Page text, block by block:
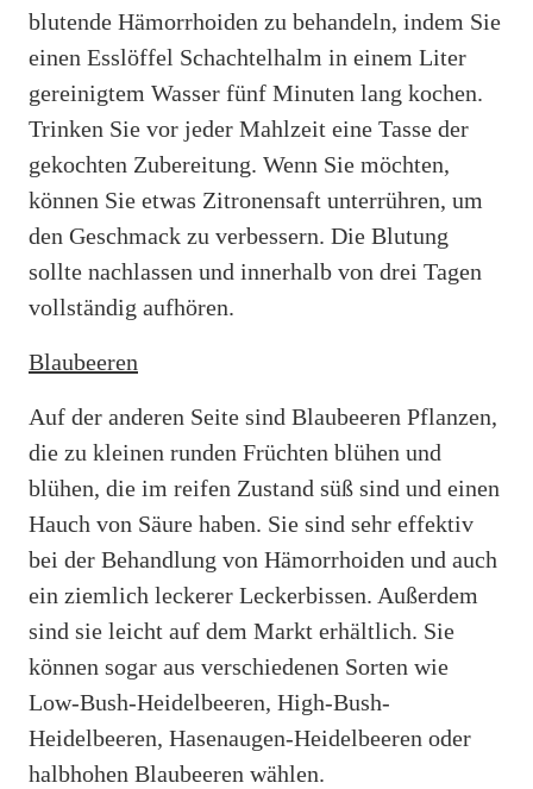
blutende Hämorrhoiden zu behandeln, indem Sie
einen Esslöffel Schachtelhalm in einem Liter
gereinigtem Wasser fünf Minuten lang kochen.
Trinken Sie vor jeder Mahlzeit eine Tasse der
gekochten Zubereitung. Wenn Sie möchten,
können Sie etwas Zitronensaft unterrühren, um
den Geschmack zu verbessern. Die Blutung
sollte nachlassen und innerhalb von drei Tagen
vollständig aufhören.
Blaubeeren
Auf der anderen Seite sind Blaubeeren Pflanzen,
die zu kleinen runden Früchten blühen und
blühen, die im reifen Zustand süß sind und einen
Hauch von Säure haben. Sie sind sehr effektiv
bei der Behandlung von Hämorrhoiden und auch
ein ziemlich leckerer Leckerbissen. Außerdem
sind sie leicht auf dem Markt erhältlich. Sie
können sogar aus verschiedenen Sorten wie
Low-Bush-Heidelbeeren, High-Bush-
Heidelbeeren, Hasenaugen-Heidelbeeren oder
halbhohen Blaubeeren wählen.